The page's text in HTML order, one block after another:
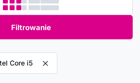
Filtrowanie
filtr
Core i5